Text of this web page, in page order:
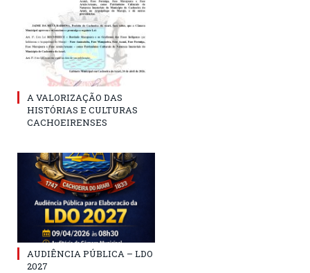
A VALORIZAÇÃO DAS
HISTÓRIAS E CULTURAS
CACHOEIRENSES
AUDIÊNCIA PÚBLICA – LDO
2027